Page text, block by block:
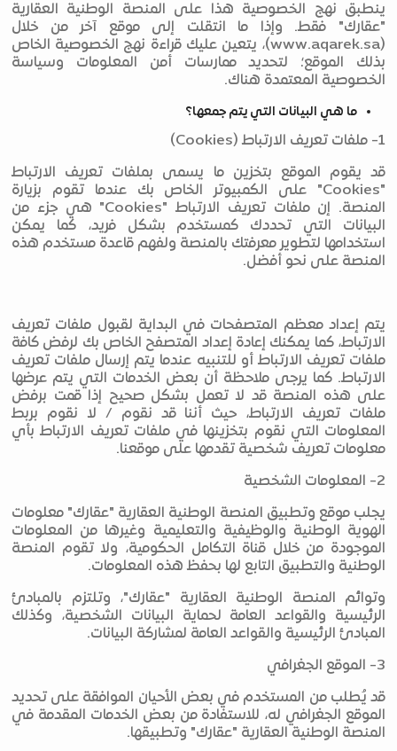
ينطبق نهج الخصوصية هذا على المنصة الوطنية العقارية
"عقارك" فقط. وإذا ما انتقلت إلى موقع آخر من خلال
(www.aqarek.sa)، يتعين عليك قراءة نهج الخصوصية الخاص
بذلك الموقع؛ لتحديد ممارسات أمن المعلومات وسياسة
الخصوصية المعتمدة هناك.
ما هي البيانات التي يتم جمعها؟
1- ملفات تعريف الارتباط (Cookies)
قد يقوم الموقع بتخزين ما يسمى بملفات تعريف الارتباط
"Cookies" على الكمبيوتر الخاص بك عندما تقوم بزيارة
المنصة. إن ملفات تعريف الارتباط "Cookies" هي جزء من
البيانات التي تحددك كمستخدم بشكل فريد، كما يمكن
استخدامها لتطوير معرفتك بالمنصة ولفهم قاعدة مستخدم هذه
المنصة على نحو أفضل.
يتم إعداد معظم المتصفحات في البداية لقبول ملفات تعريف
الارتباط، كما يمكنك إعادة إعداد المتصفح الخاص بك لرفض كافة
ملفات تعريف الارتباط أو للتنبيه عندما يتم إرسال ملفات تعريف
الارتباط. كما يرجى ملاحظة أن بعض الخدمات التي يتم عرضها
على هذه المنصة قد لا تعمل بشكل صحيح إذا قمت برفض
ملفات تعريف الارتباط، حيث أننا قد نقوم / لا نقوم بربط
المعلومات التي نقوم بتخزينها في ملفات تعريف الارتباط بأي
معلومات تعريف شخصية تقدمها على موقعنا.
2- المعلومات الشخصية
يجلب موقع وتطبيق المنصة الوطنية العقارية "عقارك" معلومات
الهوية الوطنية والوظيفية والتعليمية وغيرها من المعلومات
الموجودة من خلال قناة التكامل الحكومية، ولا تقوم المنصة
الوطنية والتطبيق التابع لها بحفظ هذه المعلومات.
وتوائم المنصة الوطنية العقارية "عقارك"، وتلتزم بالمبادئ
الرئيسية والقواعد العامة لحماية البيانات الشخصية، وكذلك
المبادئ الرئيسية والقواعد العامة لمشاركة البيانات.
3- الموقع الجغرافي
قد يُطلب من المستخدم في بعض الأحيان الموافقة على تحديد
الموقع الجغرافي له، للاستفادة من بعض الخدمات المقدمة في
المنصة الوطنية العقارية "عقارك" وتطبيقها.